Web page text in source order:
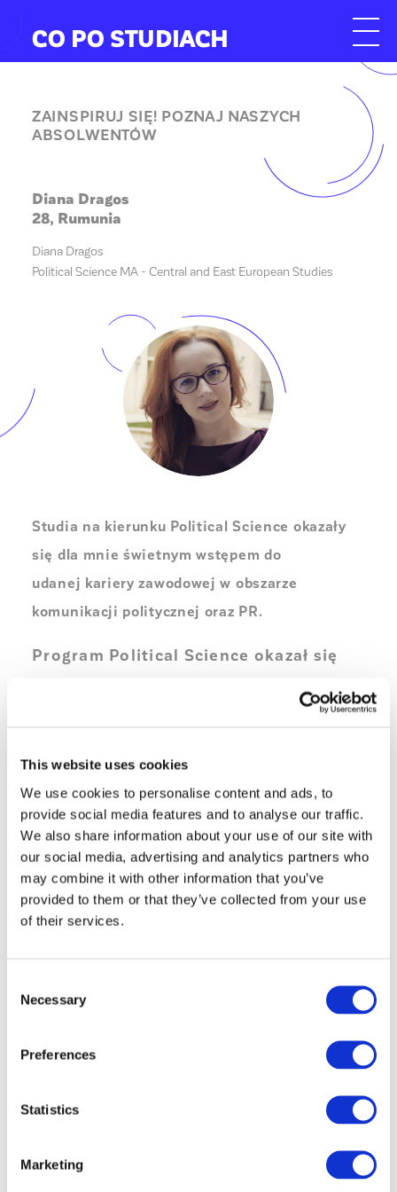
This website uses cookies
We use cookies to personalise content and ads, to
provide social media features and to analyse our traffic.
We also share information about your use of our site with
our social media, advertising and analytics partners who
may combine it with other information that you’ve
provided to them or that they’ve collected from your use
of their services.
Selection
Necessary
Preferences
Statistics
Marketing
CO PO STUDIACH
ZAINSPIRUJ SIĘ! POZNAJ NASZYCH
ABSOLWENTÓW
Diana Dragos
28, Rumunia
Diana Dragos
Political Science MA - Central and East European Studies
Studia na kierunku Political Science okazały
się dla mnie świetnym wstępem do
udanej kariery zawodowej w obszarze
komunikacji politycznej oraz PR.
Program Political Science okazał się
100% po angielsku, w towarzystwie
teoretyczną, ale i szereg umiejętności
praktycznych. Kiedy po studiach
wróciłam do Rumunii, od razu
dostałam się na praktykę w jednej z
fakt studiowania politologii za granicą.
obszarze komunikacji politycznej, co
świetnie przygotowało mnie do
pracuję jako oficer prasowy w